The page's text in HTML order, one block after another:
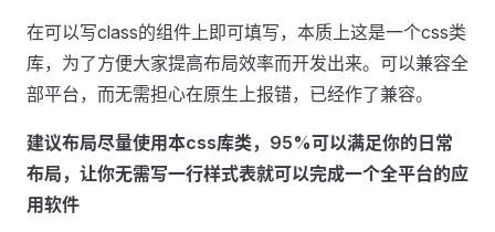
在可以写class的组件上即可填写，本质上这是一个css类
库，为了方便大家提高布局效率而开发出来。可以兼容全
部平台，而无需担心在原生上报错，已经作了兼容。
建议布局尽量使用本css库类，95%可以满足你的日常
布局，让你无需写一行样式表就可以完成一个全平台的应
用软件